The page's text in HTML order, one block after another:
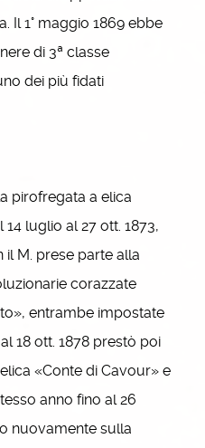
Il 1° maggio 1869 ebbe
di 3ª classe
dei più fidati
pirofregata a elica
luglio al 27 ott. 1873,
il M. prese parte alla
corazzate
entrambe impostate
18 ott. 1878 prestò poi
«Conte di Cavour» e
anno fino al 26
nuovamente sulla